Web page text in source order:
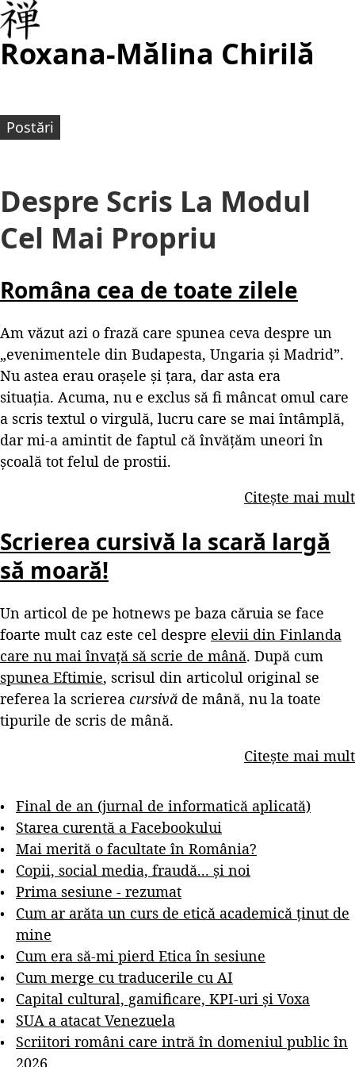
Roxana-Mălina Chirilă
Postări
Despre Scris La Modul
Cel Mai Propriu
Româna cea de toate zilele
Am văzut azi o frază care spunea ceva despre un
„evenimentele din Budapesta, Ungaria și Madrid”.
Nu astea erau orașele și țara, dar asta era
situația. Acuma, nu e exclus să fi mâncat omul care
a scris textul o virgulă, lucru care se mai întâmplă,
dar mi-a amintit de faptul că învățăm uneori în
școală tot felul de prostii.
Citește mai mult
Scrierea cursivă la scară largă
să moară!
Un articol de pe hotnews pe baza căruia se face
foarte mult caz este cel despre elevii din Finlanda
care nu mai învață să scrie de mână. După cum
spunea Eftimie, scrisul din articolul original se
referea la scrierea cursivă de mână, nu la toate
tipurile de scris de mână.
Citește mai mult
Final de an (jurnal de informatică aplicată)
Starea curentă a Facebookului
Mai merită o facultate în România?
Copii, social media, fraudă... și noi
Prima sesiune - rezumat
Cum ar arăta un curs de etică academică ținut de
mine
Cum era să-mi pierd Etica în sesiune
Cum merge cu traducerile cu AI
Capital cultural, gamificare, KPI-uri și Voxa
SUA a atacat Venezuela
Scriitori români care intră în domeniul public în
2026